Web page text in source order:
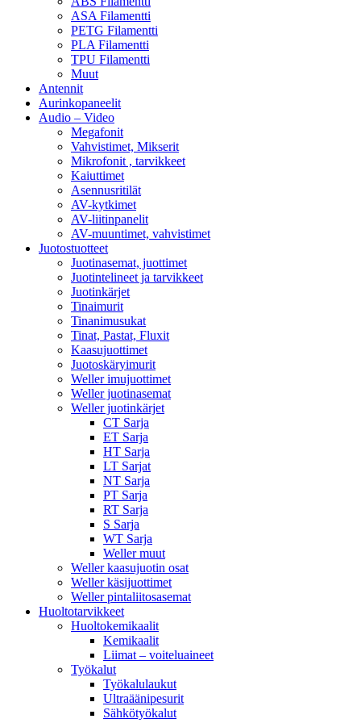
ASA Filamentti
PETG Filamentti
PLA Filamentti
TPU Filamentti
Muut
Antennit
Aurinkopaneelit
Audio – Video
Megafonit
Vahvistimet, Mikserit
Mikrofonit , tarvikkeet
Kaiuttimet
Asennusritilät
AV-kytkimet
AV-liitinpanelit
AV-muuntimet, vahvistimet
Juotostuotteet
Juotinasemat, juottimet
Juotintelineet ja tarvikkeet
Juotinkärjet
Tinaimurit
Tinanimusukat
Tinat, Pastat, Fluxit
Kaasujuottimet
Juotoskäryimurit
Weller imujuottimet
Weller juotinasemat
Weller juotinkärjet
CT Sarja
ET Sarja
HT Sarja
LT Sarjat
NT Sarja
PT Sarja
RT Sarja
S Sarja
WT Sarja
Weller muut
Weller kaasujuotin osat
Weller käsijuottimet
Weller pintaliitosasemat
Huoltotarvikkeet
Huoltokemikaalit
Kemikaalit
Liimat – voiteluaineet
Työkalut
Työkalulaukut
Ultraäänipesurit
Sähkötyökalut